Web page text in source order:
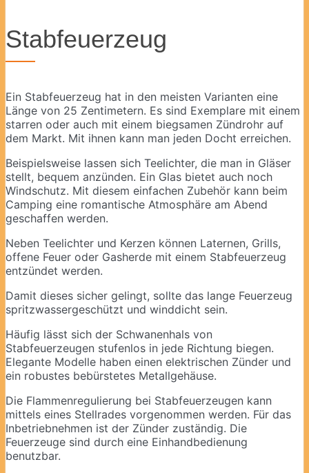
Stabfeuerzeug
Ein Stabfeuerzeug hat in den meisten Varianten eine
Länge von 25 Zentimetern. Es sind Exemplare mit einem
starren oder auch mit einem biegsamen Zündrohr auf
dem Markt. Mit ihnen kann man jeden Docht erreichen.
Beispielsweise lassen sich Teelichter, die man in Gläser
stellt, bequem anzünden. Ein Glas bietet auch noch
Windschutz. Mit diesem einfachen Zubehör kann beim
Camping eine romantische Atmosphäre am Abend
geschaffen werden.
Neben Teelichter und Kerzen können Laternen, Grills,
offene Feuer oder Gasherde mit einem Stabfeuerzeug
entzündet werden.
Damit dieses sicher gelingt, sollte das lange Feuerzeug
spritzwassergeschützt und winddicht sein.
Häufig lässt sich der Schwanenhals von
Stabfeuerzeugen stufenlos in jede Richtung biegen.
Elegante Modelle haben einen elektrischen Zünder und
ein robustes bebürstetes Metallgehäuse.
Die Flammenregulierung bei Stabfeuerzeugen kann
mittels eines Stellrades vorgenommen werden. Für das
Inbetriebnehmen ist der Zünder zuständig. Die
Feuerzeuge sind durch eine Einhandbedienung
benutzbar.